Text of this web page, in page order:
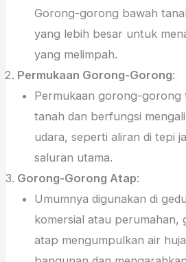
Gorong-gorong bawah
yang lebih besar untuk
yang melimpah.
Permukaan Gorong-Gorong:
Permukaan gorong-gorong
tanah dan berfungsi
udara, seperti aliran di tepi
saluran utama.
Gorong-Gorong Atap:
Umumnya digunakan di
komersial atau
atap mengumpulkan air